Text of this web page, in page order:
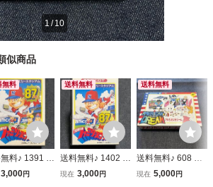
1/10
似商品
無料
料♪ 1391 箱
♪ ハガキ付
3,000円
送料無料
送料無料♪ 1402 箱
説付き♪ プロ野球
現在 3,000円
送料無料
送料無料♪ 608 激
レア♪ 良品♪ アメ
現在 5,000円